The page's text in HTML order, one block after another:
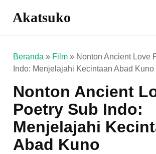
Akatsuko
Beranda » Film » Nonton Ancient Love
Indo: Menjelajahi Kecintaan Abad Kuno
Nonton Ancient
Poetry Sub Indo:
Menjelajahi
Abad Kuno